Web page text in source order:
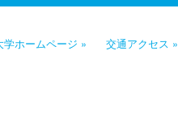
学ホームページ » 交通アクセス »